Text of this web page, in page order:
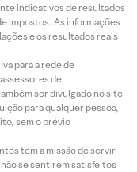
indicativos de resultados
impostos. As informações
e os resultados reais
para a rede de
de
ser divulgado no site
para qualquer pessoa,
sem o prévio
tem a missão de servir
se sentirem satisfeitos